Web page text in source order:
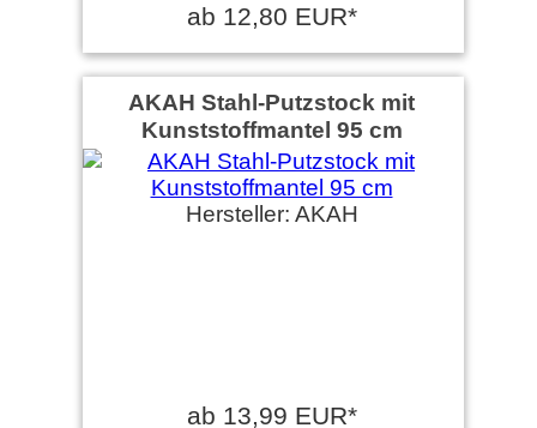
ab 12,80 EUR*
AKAH Stahl-Putzstock mit
Kunststoffmantel 95 cm
Hersteller: AKAH
ab 13,99 EUR*